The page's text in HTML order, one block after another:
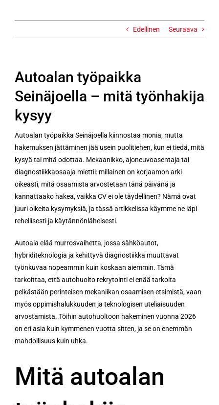
Edellinen Seuraava
Autoalan työpaikka
Seinäjoella – mitä työnhakija
kysyy
Autoalan työpaikka Seinäjoella kiinnostaa monia, mutta
hakemuksen jättäminen jää usein puolitiehen, kun ei tiedä, mitä
kysyä tai mitä odottaa. Mekaanikko, ajoneuvoasentaja tai
diagnostiikkaosaaja miettii: millainen on korjaamon arki
oikeasti, mitä osaamista arvostetaan tänä päivänä ja
kannattaako hakea, vaikka CV ei ole täydellinen? Nämä ovat
juuri oikeita kysymyksiä, ja tässä artikkelissa käymme ne läpi
rehellisesti ja käytännönläheisesti.
Autoala elää murrosvaihetta, jossa sähköautot,
hybriditeknologia ja kehittyvä diagnostiikka muuttavat
työnkuvaa nopeammin kuin koskaan aiemmin. Tämä
tarkoittaa, että autohuolto rekrytointi ei enää tarkoita
pelkästään perinteisen mekaniikan osaamisen etsimistä, vaan
myös oppimishalukkuuden ja teknologisen uteliaisuuden
arvostamista. Töihin autohuoltoon hakeminen vuonna 2026
on eri asia kuin kymmenen vuotta sitten, ja se on enemmän
mahdollisuus kuin uhka.
Mitä autoalan